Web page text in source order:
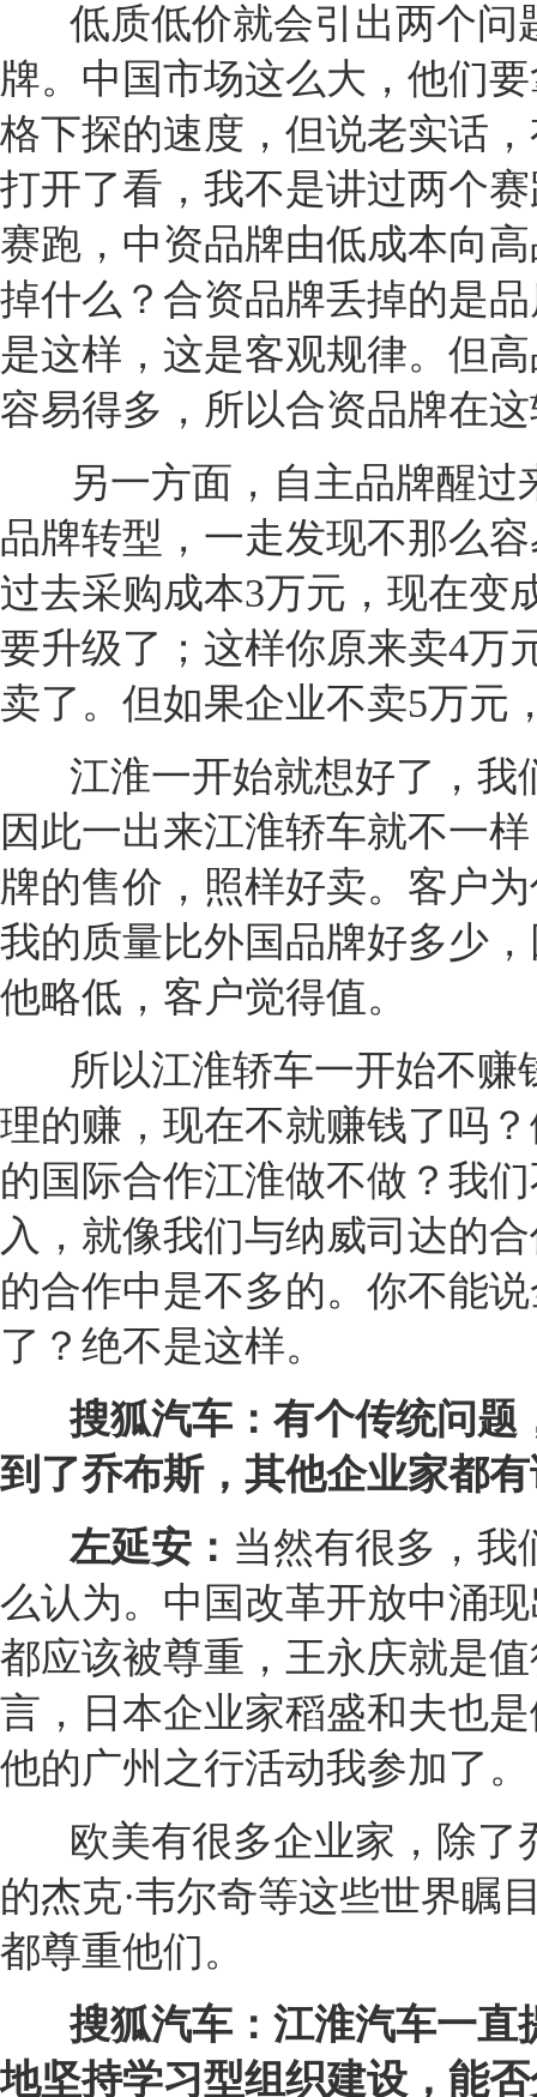
低质低价就会引出两个问
牌。中国市场这么大，他们
格下探的速度，但说老实话
打开了看，我不是讲过两个
赛跑，中资品牌由低成本向
掉什么？合资品牌丢掉的是
是这样，这是客观规律。但
容易得多，所以合资品牌在
另一方面，自主品牌醒
品牌转型，一走发现不那么
过去采购成本3万元，现在变
要升级了；这样你原来卖4万
卖了。但如果企业不卖5万元
江淮一开始就想好了，我
因此一出来江淮轿车就不一
牌的售价，照样好卖。客户
我的质量比外国品牌好多少
他略低，客户觉得值。
所以江淮轿车一开始不赚
理的赚，现在不就赚钱了吗
的国际合作江淮做不做？我
入，就像我们与纳威司达的
的合作中是不多的。你不能
了？绝不是这样。
搜狐汽车：有个传统问题
到了乔布斯，其他企业家都
左延安： 当然有很多，我
么认为。中国改革开放中涌
都应该被尊重，王永庆就是
言，日本企业家稻盛和夫也
他的广州之行活动我参加了。
欧美有很多企业家，除了
的杰克·韦尔奇等这些世界瞩
都尊重他们。
搜狐汽车： 江淮汽车一直
地坚持学习型组织建设，能